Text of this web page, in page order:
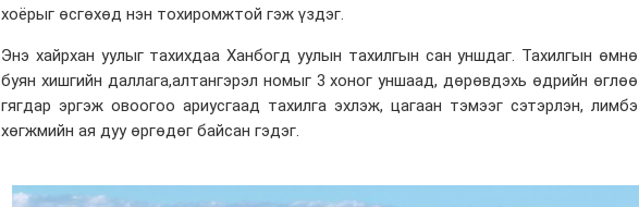
хоёрыг өсгөхөд нэн тохиромжтой гэж үздэг.
Энэ хайрхан уулыг тахихдаа Ханбогд уулын тахилгын сан уншдаг. Тахилгын өмнө
буян хишгийн даллага,алтангэрэл номыг 3 хоног уншаад, дөрөвдэхь өдрийн өглөө
гягдар эргэж овоогоо ариусгаад тахилга эхлэж, цагаан тэмээг сэтэрлэн, лимбэ
хөгжмийн ая дуу өргөдөг байсан гэдэг.